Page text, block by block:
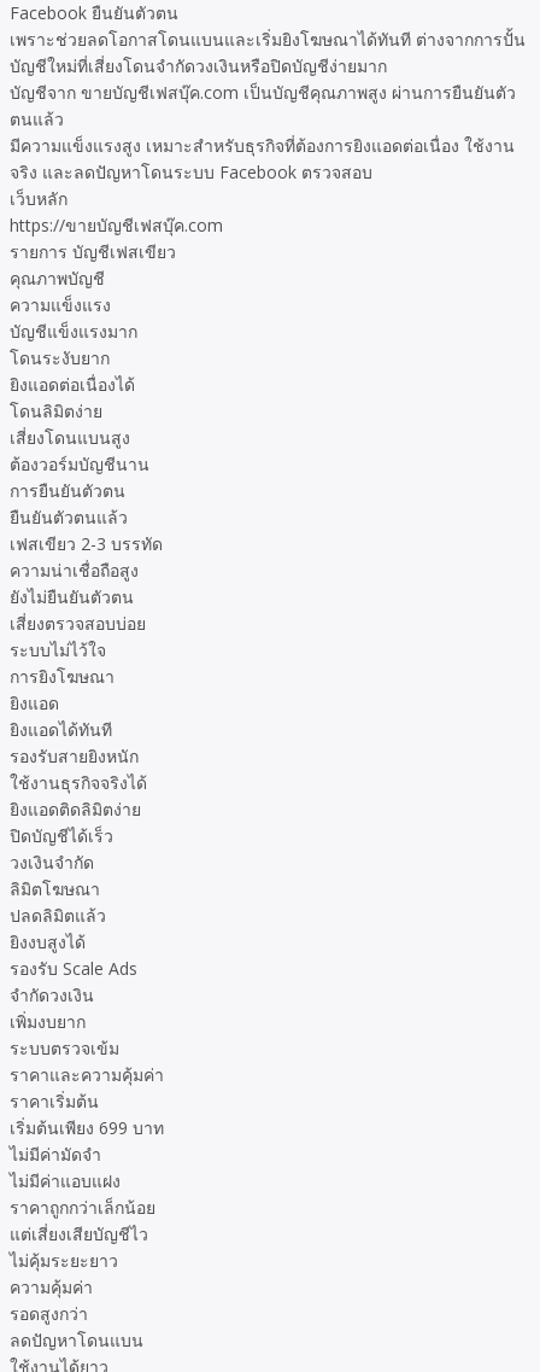
Facebook ยืนยันตัวตน
เพราะช่วยลดโอกาสโดนแบนและเริ่มยิงโฆษณาได้ทันที ต่างจากการปั้น
บัญชีใหม่ที่เสี่ยงโดนจำกัดวงเงินหรือปิดบัญชีง่ายมาก
บัญชีจาก ขายบัญชีเฟสบุ๊ค.com เป็นบัญชีคุณภาพสูง ผ่านการยืนยันตัว
ตนแล้ว
มีความแข็งแรงสูง เหมาะสำหรับธุรกิจที่ต้องการยิงแอดต่อเนื่อง ใช้งาน
จริง และลดปัญหาโดนระบบ Facebook ตรวจสอบ
เว็บหลัก
https://ขายบัญชีเฟสบุ๊ค.com
รายการ บัญชีเฟสเขียว
คุณภาพบัญชี
ความแข็งแรง
บัญชีแข็งแรงมาก
โดนระงับยาก
ยิงแอดต่อเนื่องได้
โดนลิมิตง่าย
เสี่ยงโดนแบนสูง
ต้องวอร์มบัญชีนาน
การยืนยันตัวตน
ยืนยันตัวตนแล้ว
เฟสเขียว 2-3 บรรทัด
ความน่าเชื่อถือสูง
ยังไม่ยืนยันตัวตน
เสี่ยงตรวจสอบบ่อย
ระบบไม่ไว้ใจ
การยิงโฆษณา
ยิงแอด
ยิงแอดได้ทันที
รองรับสายยิงหนัก
ใช้งานธุรกิจจริงได้
ยิงแอดติดลิมิตง่าย
ปิดบัญชีได้เร็ว
วงเงินจำกัด
ลิมิตโฆษณา
ปลดลิมิตแล้ว
ยิงงบสูงได้
รองรับ Scale Ads
จำกัดวงเงิน
เพิ่มงบยาก
ระบบตรวจเข้ม
ราคาและความคุ้มค่า
ราคาเริ่มต้น
เริ่มต้นเพียง 699 บาท
ไม่มีค่ามัดจำ
ไม่มีค่าแอบแฝง
ราคาถูกกว่าเล็กน้อย
แต่เสี่ยงเสียบัญชีไว
ไม่คุ้มระยะยาว
ความคุ้มค่า
รอดสูงกว่า
ลดปัญหาโดนแบน
ใช้งานได้ยาว